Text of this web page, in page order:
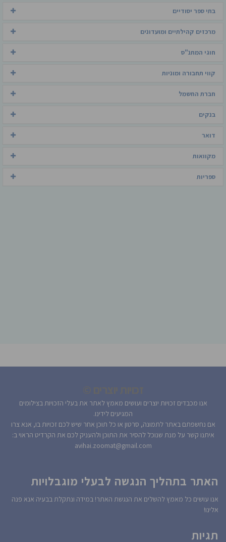
בתי ספר יסודיים
מרכזים קהילתיים ומועדונים
חוגי המתנ"ס
קווי תחבורה ומוניות
חברת החשמל
בנקים
דואר
מקוואות
ספריות
אנו מכבדים זכויות יוצרים ועושים מאמץ לאתר את בעלי הזכויות בצילומים
המגיעים לידינו.
אם נחשפתם באתר לתמונה, סרטון או כל תוכן אחר שיש לכם זכויות בו, אנא צרו
איתנו קשר על מנת שנוכל להסיר את התוכן ולהעניק לכם את הקרדיט הראוי ב:
avihai.zoomat@gmail.com
האתר בתהליך הנגשה לבעלי מוגבלויות
אנו עושים כל מאמץ להשלים את הנגשת האתר! במידה ונתקלת בבעיה אנא פנה
אלינו!
תגיות